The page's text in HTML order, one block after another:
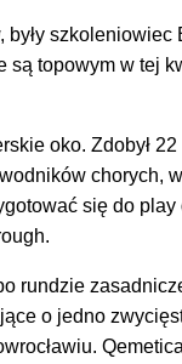
były
topowym w tej
oko. Zdobył 22
chorych,
się do
rundzie
o jedno